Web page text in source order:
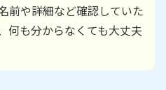
前や詳細など確認していた
何も分からなくても大丈夫